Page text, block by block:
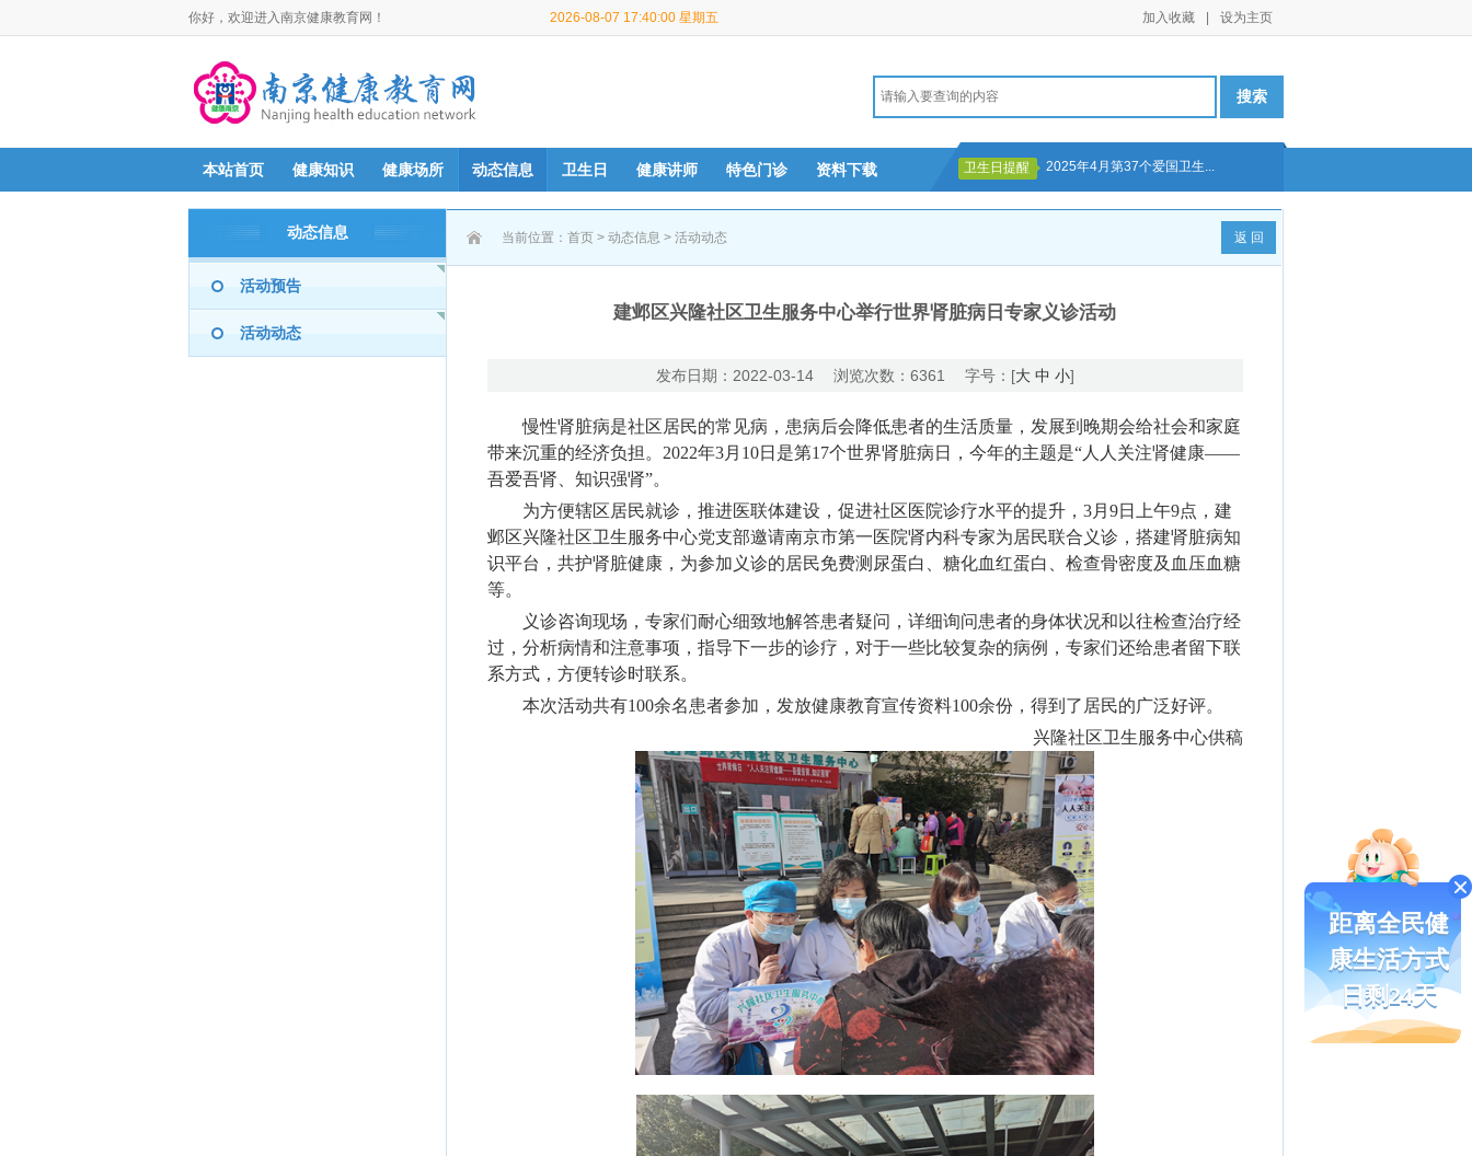
距离全民健
康生活方式
日剩24天
加入收藏 设为主页
你好，欢迎进入南京健康教育网！ 2026-08-07 17:40:00 星期五
本站首页 健康知识 健康场所 动态信息 卫生日 健康讲师 特色门诊 资料下载 卫生日提醒 2025年4月第37个爱国卫生...
动态信息
活动预告
活动动态
当前位置： 首页 > 动态信息 > 活动动态 返 回
建邺区兴隆社区卫生服务中心举行世界肾脏病日专家义诊活动
发布日期：2022-03-14 浏览次数：6361 字号：[大 中 小]
慢性肾脏病是社区居民的常见病，患病后会降低患者的生活质量，发展到晚期会给社会和家庭
带来沉重的经济负担。2022年3月10日是第17个世界肾脏病日，今年的主题是“人人关注肾健康——
吾爱吾肾、知识强肾”。
为方便辖区居民就诊，推进医联体建设，促进社区医院诊疗水平的提升，3月9日上午9点，建
邺区兴隆社区卫生服务中心党支部邀请南京市第一医院肾内科专家为居民联合义诊，搭建肾脏病知
识平台，共护肾脏健康，为参加义诊的居民免费测尿蛋白、糖化血红蛋白、检查骨密度及血压血糖
等。
义诊咨询现场，专家们耐心细致地解答患者疑问，详细询问患者的身体状况和以往检查治疗经
过，分析病情和注意事项，指导下一步的诊疗，对于一些比较复杂的病例，专家们还给患者留下联
系方式，方便转诊时联系。
本次活动共有100余名患者参加，发放健康教育宣传资料100余份，得到了居民的广泛好评。
兴隆社区卫生服务中心供稿